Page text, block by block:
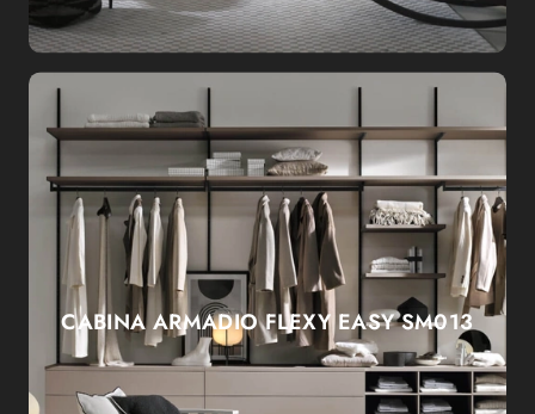
CABINA ARMADIO FLEXY EASY SM013